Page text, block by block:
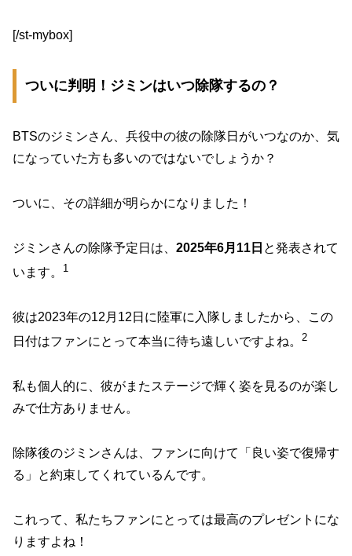
[/st-mybox]
ついに判明！ジミンはいつ除隊するの？
BTSのジミンさん、兵役中の彼の除隊日がいつなのか、気
になっていた方も多いのではないでしょうか？
ついに、その詳細が明らかになりました！
ジミンさんの除隊予定日は、 2025年6月11日 と発表されて
います。
1
彼は2023年の12月12日に陸軍に入隊しましたから、この
日付はファンにとって本当に待ち遠しいですよね。 2
私も個人的に、彼がまたステージで輝く姿を見るのが楽し
みで仕方ありません。
除隊後のジミンさんは、ファンに向けて「良い姿で復帰す
る」と約束してくれているんです。
これって、私たちファンにとっては最高のプレゼントにな
りますよね！